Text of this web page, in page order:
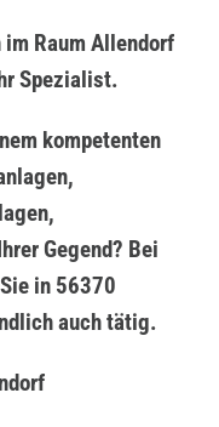
Raum Allendorf
Spezialist.
kompetenten
Gegend? Bei
in 56370
auch tätig.